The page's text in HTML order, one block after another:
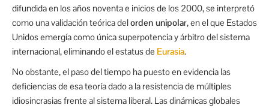
difundida en los años noventa e inicios de los 2000, se interpretó
como una validación teórica delorden unipolar, en el que Estados
Unidos emergía como única superpotencia y árbitro del sistema
internacional, eliminando el estatus de Eurasia.
No obstante, el paso del tiempo ha puesto en evidencia las
deficiencias de esa teoría dado a la resistencia de múltiples
idiosincrasias frente al sistema liberal. Las dinámicas globales